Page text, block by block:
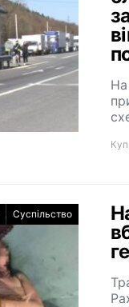
Суспільство